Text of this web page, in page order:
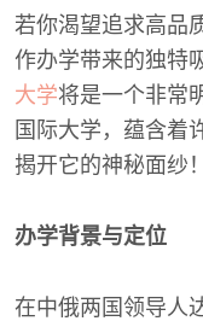
若你渴望追求高品
作办学带来的独特
大学将是一个非常
国际大学，蕴含着
揭开它的神秘面纱！
办学背景与定位
在中俄两国领导人